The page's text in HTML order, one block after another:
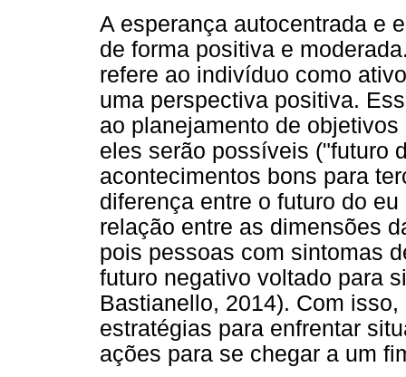
A esperança autocentrada e
de forma positiva e
refere ao indivíduo como
uma perspectiva positiva.
ao planejamento de
eles serão possíveis ("futuro
acontecimentos bons para
diferença entre o futuro do
relação entre as dimensões
pois pessoas com sintomas
futuro negativo voltado para
Bastianello, 2014). Com
estratégias para enfrentar
ações para se chegar a um